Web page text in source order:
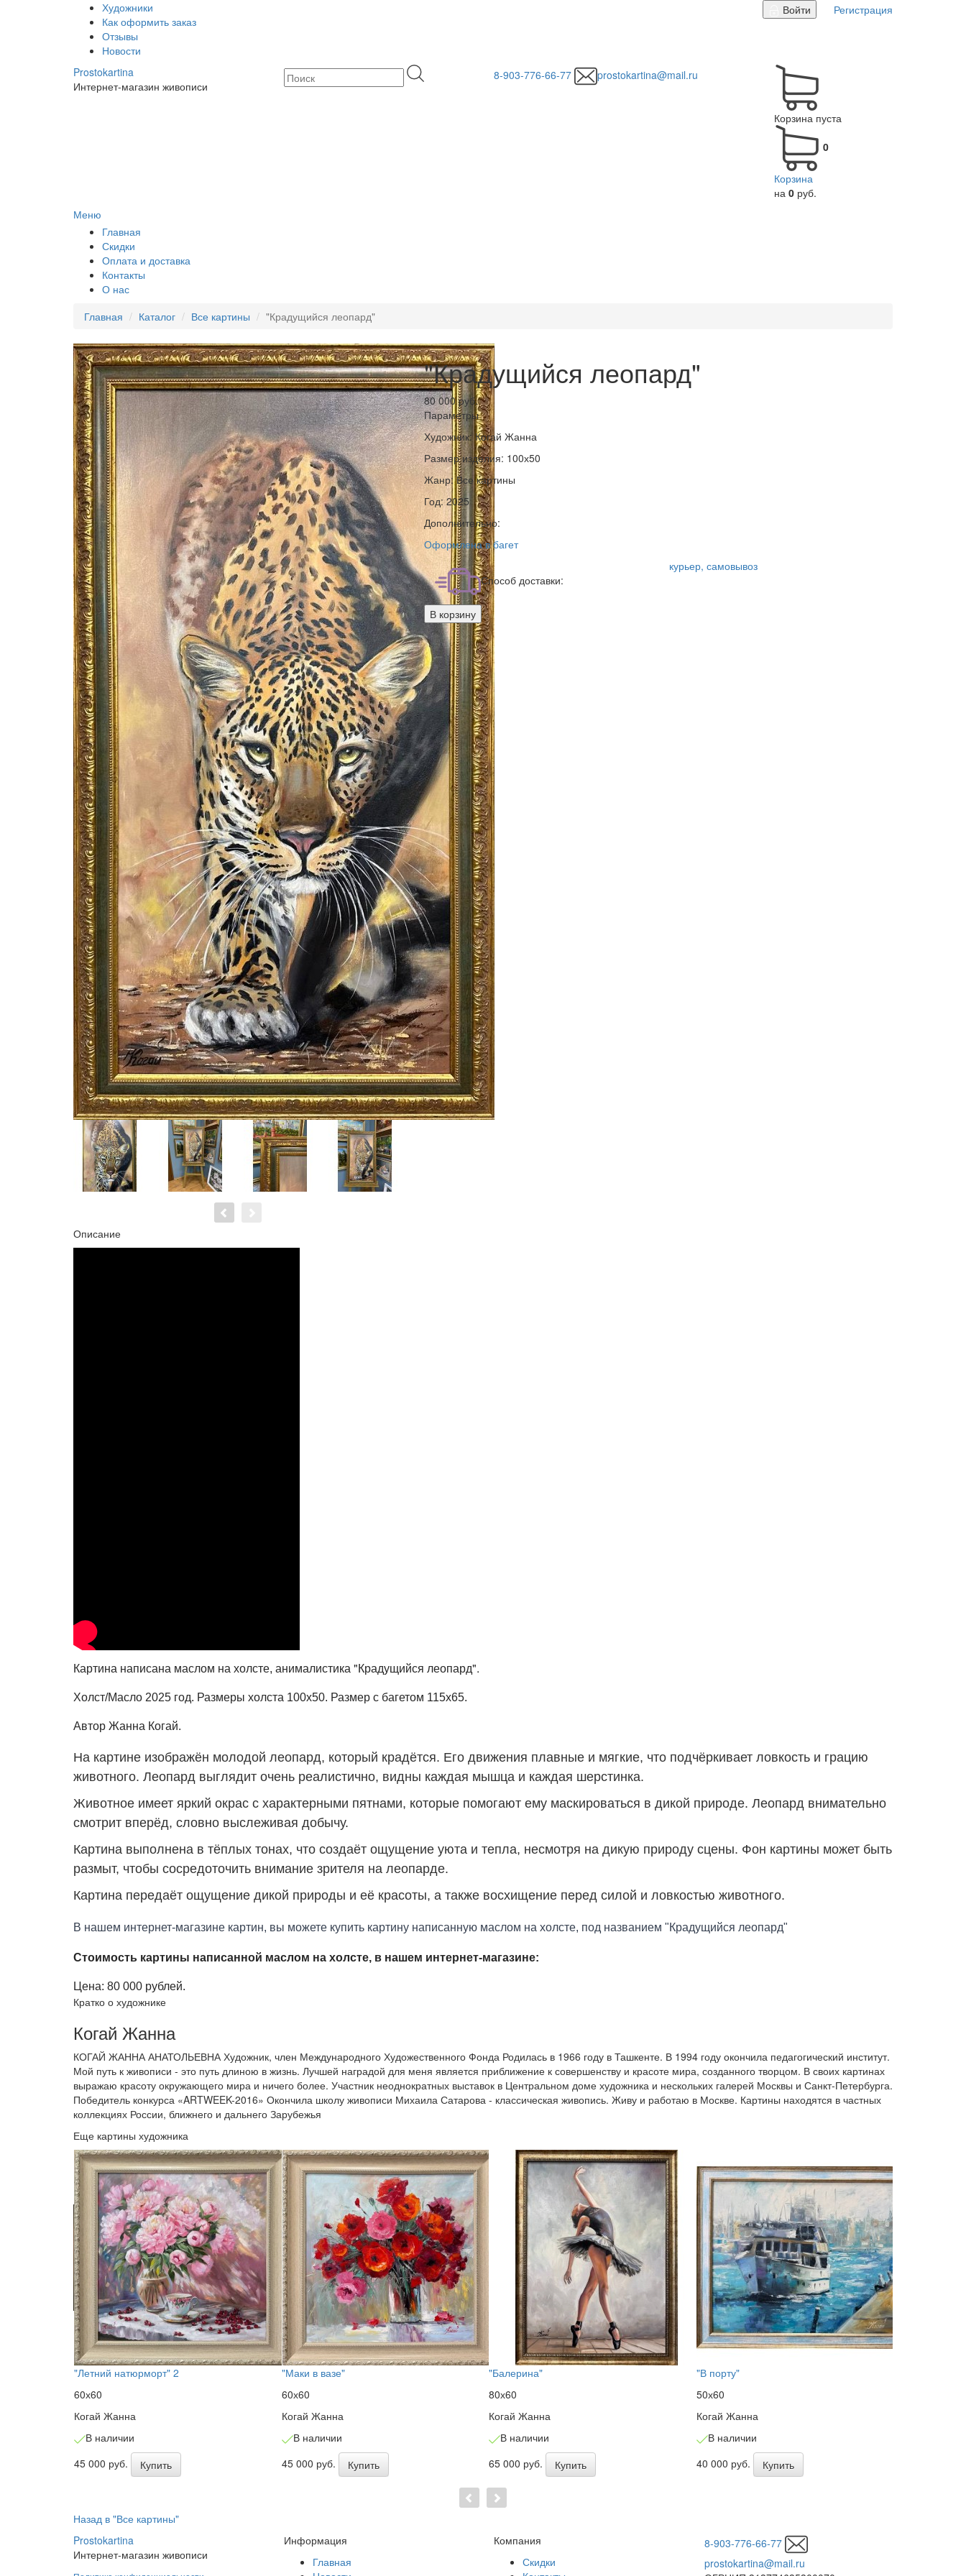
Художники
Как оформить заказ
Отзывы
Новости
Войти Регистрация
Prostokartina
Интернет-магазин живописи
8-903-776-66-77 prostokartina@mail.ru
Корзина пуста
0
Корзина
на 0 руб.
Меню
Главная
Скидки
Оплата и доставка
Контакты
О нас
Главная
Каталог Все картины "Крадущийся леопард"
"Крадущийся леопард"
80 000 руб.
Параметры
Художник: Когай Жанна
Размер изделия: 100х50
Жанр:Все картины
Год:2025
Дополнительно:
Оформлена в багет
Способ доставки:
курьер, самовывоз
В корзину
Описание
Картина написана маслом на холсте, анималистика "Крадущийся леопард".
Холст/Масло 2025 год. Размеры холста 100х50. Размер с багетом 115х65.
Автор Жанна Когай.
На картине изображён молодой леопард, который крадётся. Его движения плавные и мягкие, что подчёркивает ловкость и грацию
животного. Леопард выглядит очень реалистично, видны каждая мышца и каждая шерстинка.
Животное имеет яркий окрас с характерными пятнами, которые помогают ему маскироваться в дикой природе. Леопард внимательно
смотрит вперёд, словно выслеживая добычу.
Картина выполнена в тёплых тонах, что создаёт ощущение уюта и тепла, несмотря на дикую природу сцены. Фон картины может быть
размыт, чтобы сосредоточить внимание зрителя на леопарде.
Картина передаёт ощущение дикой природы и её красоты, а также восхищение перед силой и ловкостью животного.
В нашем интернет-магазине картин, вы можете купить картину написанную маслом на холсте, под названием "Крадущийся леопард"
Стоимость картины написанной маслом на холсте, в нашем интернет-магазине:
Цена: 80 000 рублей.
Кратко о художнике
Когай Жанна
КОГАЙ ЖАННА АНАТОЛЬЕВНА Художник, член Международного Художественного Фонда Родилась в 1966 году в Ташкенте. В 1994 году окончила педагогический институт.
Мой путь к живописи - это путь длиною в жизнь. Лучшей наградой для меня является приближение к совершенству и красоте мира, созданного творцом. В своих картинах
выражаю красоту окружающего мира и ничего более. Участник неоднократных выставок в Центральном доме художника и нескольких галерей Москвы и Санкт-Петербурга.
Победитель конкурса «ARTWEEK-2016» Окончила школу живописи Михаила Сатарова - классическая живопись. Живу и работаю в Москве. Картины находятся в частных
коллекциях России, ближнего и дальнего Зарубежья
Еще картины художника
"Летний натюрморт" 2
60х60
Когай Жанна
В наличии
45 000 руб.
Купить
"Маки в вазе"
60х60
Когай Жанна
В наличии
45 000 руб.
Купить
"Балерина"
80х60
Когай Жанна
В наличии
65 000 руб.
Купить
"В порту"
50х60
Когай Жанна
В наличии
40 000 руб.
Купить
Назад в "Все картины"
Prostokartina
Интернет-магазин живописи
Информация
Главная
Компания
Скидки
8-903-776-66-77
prostokartina@mail.ru